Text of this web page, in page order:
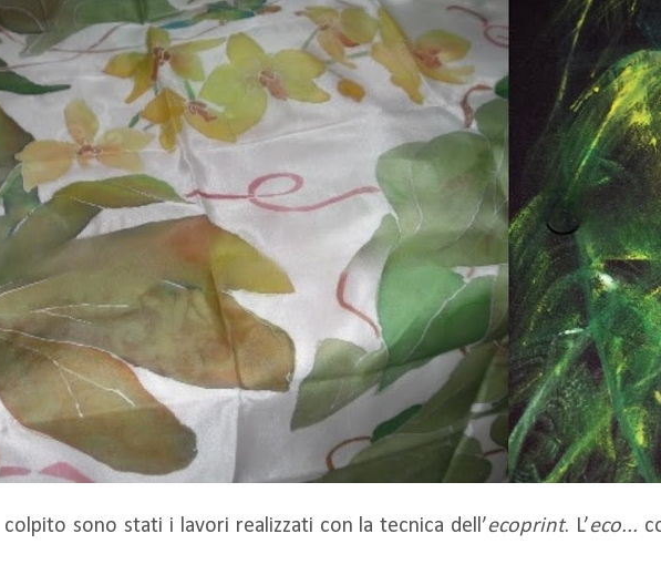
sono stati i lavori realizzati con la tecnica dell’ecoprint. L’eco...